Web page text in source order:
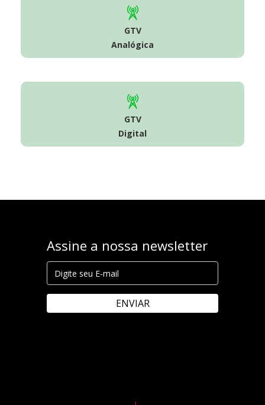
GTV
Analógica
GTV
Digital
Assine a nossa newsletter
ENVIAR